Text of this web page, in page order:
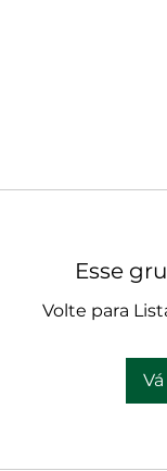
Esse
Volte para